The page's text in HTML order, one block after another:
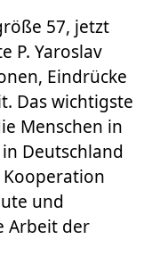
57, jetzt
P. Yaroslav
Eindrücke
Das wichtigste
Menschen in
Deutschland
und
Arbeit der